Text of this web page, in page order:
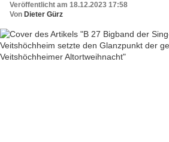
Veröffentlicht am 18.12.2023 17:58
Von Dieter Gürz